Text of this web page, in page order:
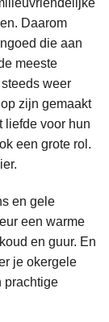
Daarom
die aan
meeste
weer
zijn gemaakt
liefde voor hun
een grote rol.
en gele
een warme
en guur. En
je okergele
prachtige